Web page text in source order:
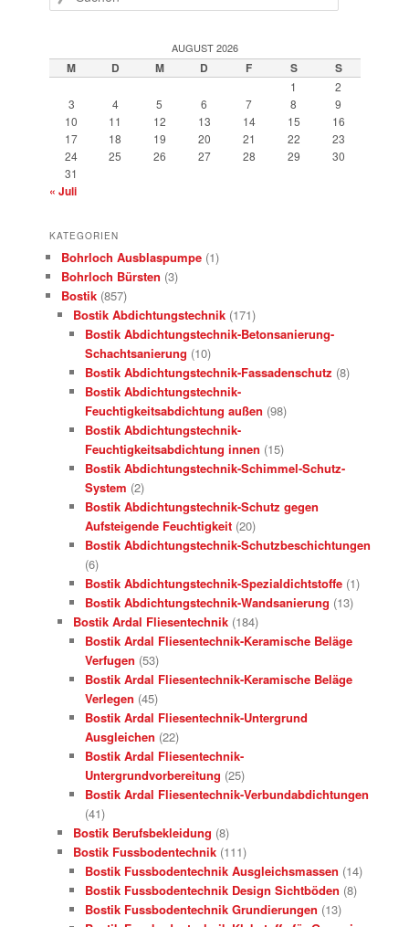
AUGUST 2026
M D M D F S S
1
2
3
4 5 6 7 8
9
10
11 12 13 14 15
16
17
18 19 20 21 22
23
24
25 26 27 28 29
30
31
« Juli
KATEGORIEN
Bohrloch Ausblaspumpe (1)
Bohrloch Bürsten (3)
Bostik (857)
Bostik Abdichtungstechnik (171)
Bostik Abdichtungstechnik-Betonsanierung-
Schachtsanierung (10)
Bostik Abdichtungstechnik-Fassadenschutz (8)
Bostik Abdichtungstechnik-
Feuchtigkeitsabdichtung außen (98)
Bostik Abdichtungstechnik-
Feuchtigkeitsabdichtung innen (15)
Bostik Abdichtungstechnik-Schimmel-Schutz-
System (2)
Bostik Abdichtungstechnik-Schutz gegen
Aufsteigende Feuchtigkeit (20)
Bostik Abdichtungstechnik-Schutzbeschichtungen
(6)
Bostik Abdichtungstechnik-Spezialdichtstoffe (1)
Bostik Abdichtungstechnik-Wandsanierung (13)
Bostik Ardal Fliesentechnik (184)
Bostik Ardal Fliesentechnik-Keramische Beläge
Verfugen (53)
Bostik Ardal Fliesentechnik-Keramische Beläge
Verlegen (45)
Bostik Ardal Fliesentechnik-Untergrund
Ausgleichen (22)
Bostik Ardal Fliesentechnik-
Untergrundvorbereitung (25)
Bostik Ardal Fliesentechnik-Verbundabdichtungen
(41)
Bostik Berufsbekleidung (8)
Bostik Fussbodentechnik (111)
Bostik Fussbodentechnik Ausgleichsmassen (14)
Bostik Fussbodentechnik Design Sichtböden (8)
Bostik Fussbodentechnik Grundierungen (13)